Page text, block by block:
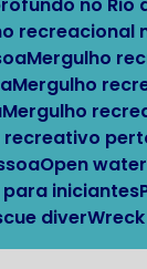
recreacional
Mergulho
Mergulho
Mergulho
recreativo
Open
para iniciantes
diver